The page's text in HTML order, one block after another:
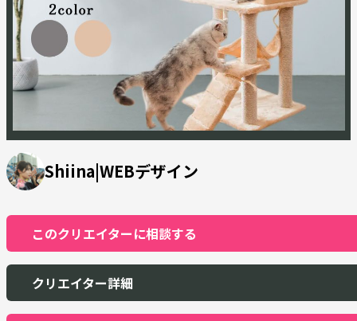
Shiina|WEBデザイン
このクリエイターに相談する
クリエイター詳細